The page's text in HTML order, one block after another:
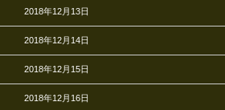
2018年12月13日
2018年12月14日
2018年12月15日
2018年12月16日